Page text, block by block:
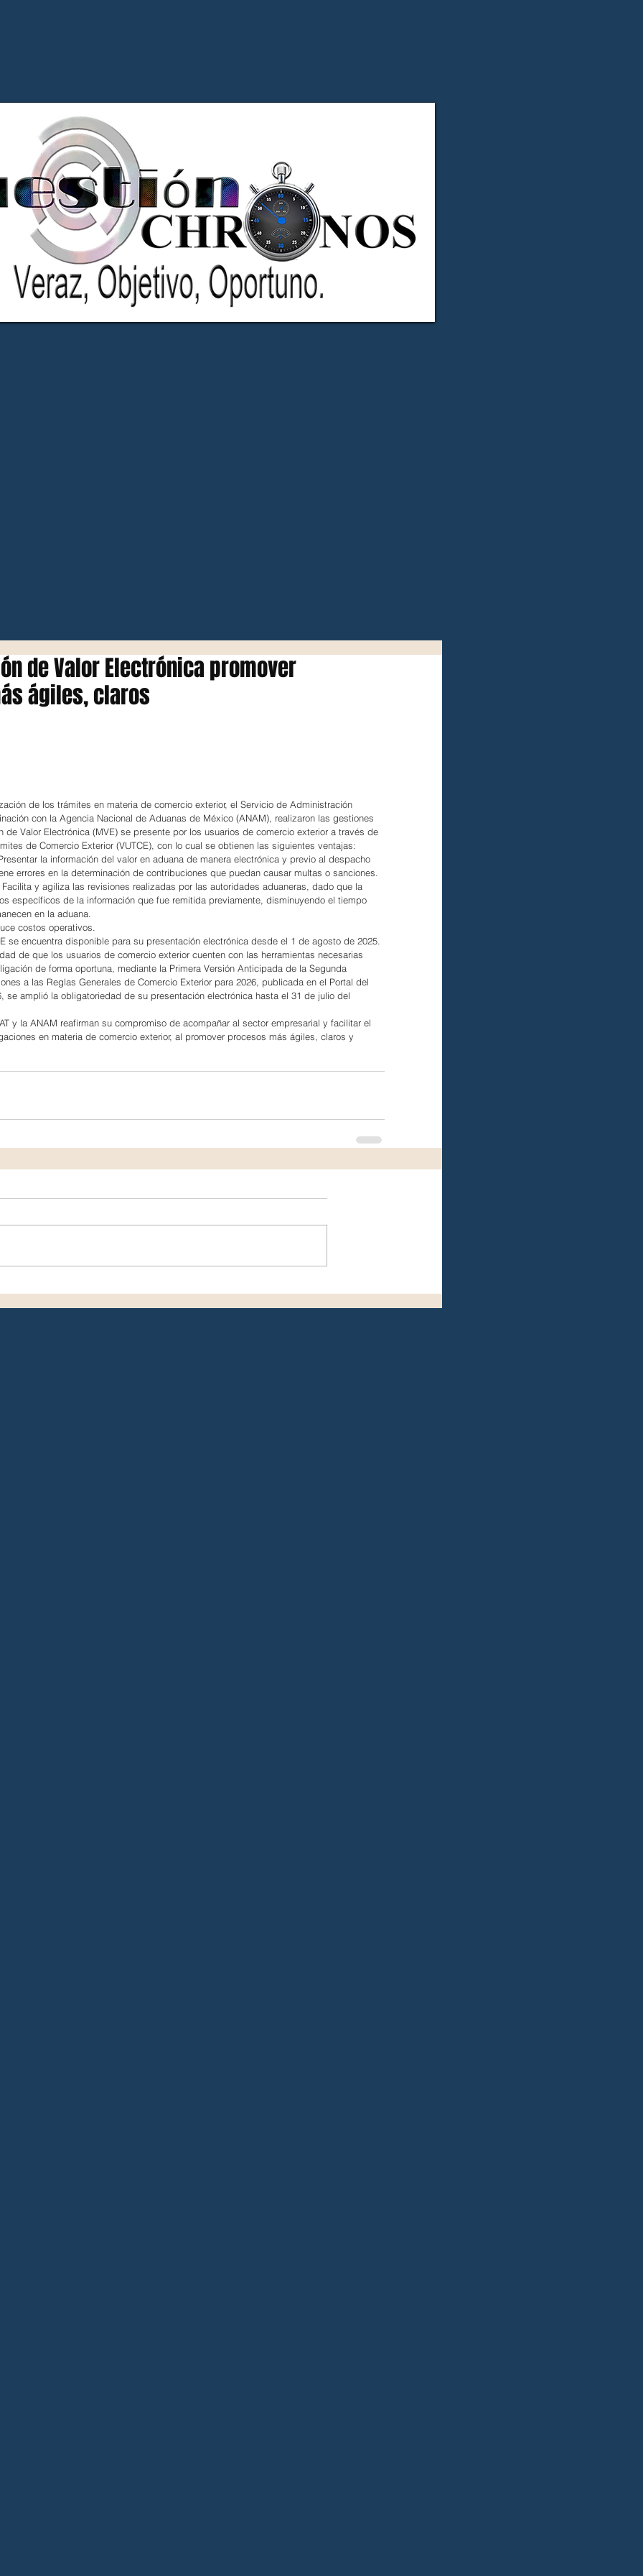
de Valor Electrónica promover
ágiles, claros
de los trámites en materia de comercio exterior, el Servicio de Administración
con la Agencia Nacional de Aduanas de México (ANAM), realizaron las gestiones
de Valor Electrónica (MVE) se presente por los usuarios de comercio exterior a través de
de Comercio Exterior (VUTCE), con lo cual se obtienen las siguientes ventajas:
la información del valor en aduana de manera electrónica y previo al despacho
errores en la determinación de contribuciones que puedan causar multas o sanciones.
y agiliza las revisiones realizadas por las autoridades aduaneras, dado que la
específicos de la información que fue remitida previamente, disminuyendo el tiempo
en la aduana.
costos operativos.
se encuentra disponible para su presentación electrónica desde el 1 de agosto de 2025.
de que los usuarios de comercio exterior cuenten con las herramientas necesarias
de forma oportuna, mediante la Primera Versión Anticipada de la Segunda
a las Reglas Generales de Comercio Exterior para 2026, publicada en el Portal del
se amplió la obligatoriedad de su presentación electrónica hasta el 31 de julio del
y la ANAM reafirman su compromiso de acompañar al sector empresarial y facilitar el
en materia de comercio exterior, al promover procesos más ágiles, claros y